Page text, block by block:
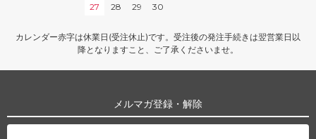
27
28 29 30
カレンダー赤字は休業日(受注休止)です。受注後の発注手続きは翌営業日以
降となりますこと、ご了承くださいませ。
メルマガ登録・解除